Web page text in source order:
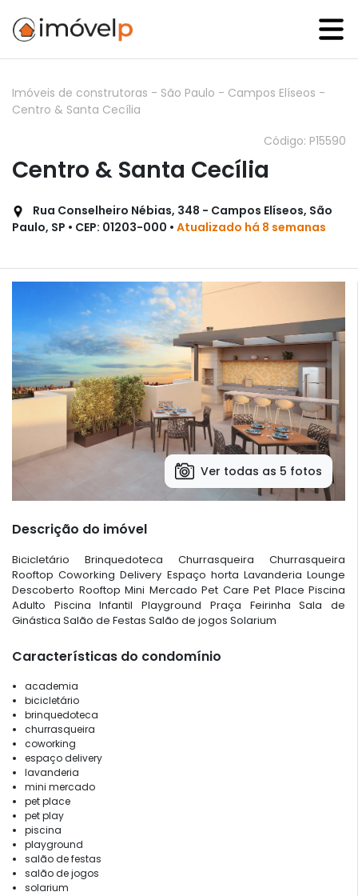
Imóveis de construtoras - São Paulo - Campos Elíseos -
Centro & Santa Cecília
Código: P15590
Centro & Santa Cecília
Rua Conselheiro Nébias, 348 - Campos Elíseos, São
Paulo, SP • CEP: 01203-000 • Atualizado há 8 semanas
Ver todas as 5 fotos
Descrição do imóvel
Bicicletário Brinquedoteca Churrasqueira Churrasqueira
Rooftop Coworking Delivery Espaço horta Lavanderia Lounge
Descoberto Rooftop Mini Mercado Pet Care Pet Place Piscina
Adulto Piscina Infantil Playground Praça Feirinha Sala de
Ginástica Salão de Festas Salão de jogos Solarium
Características do condomínio
academia
bicicletário
brinquedoteca
churrasqueira
coworking
espaço delivery
lavanderia
mini mercado
pet place
pet play
piscina
playground
salão de festas
salão de jogos
solarium